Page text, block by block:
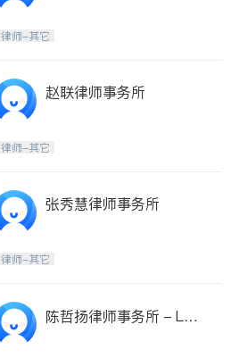
律师-其它
赵联律师事务所
律师-其它
张秀慧律师事务所
律师-其它
陈哲扬律师事务所 - Law